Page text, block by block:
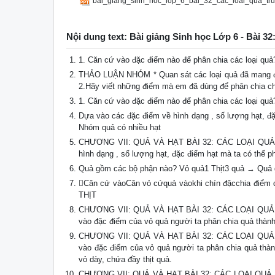
Nội dung text: Bài giảng Sinh học Lớp 6 - Bài
1. Căn cứ vào đặc điểm nào để phân chia các loại
THẢO LUẬN NHÓM * Quan sát các loại quả đã
2.Hãy viết những điểm mà em đã dùng để phân chia
1. Căn cứ vào đặc điểm nào để phân chia các loại
Dựa vào các đặc điểm về hình dạng , số lượng hạt,
Nhóm quả có nhiều hạt
CHƯƠNG VII: QUẢ VÀ HẠT BÀI 32: CÁC LOẠI
hình dạng , số lượng hạt, đặc điểm hạt mà ta có thể
Quả gồm các bộ phận nào? Vỏ quả1 Thịt3 quả → Quả
Căn cứ vàoCăn vỏ cứquả vàokhi chín đặcchia điểm
THỊT
CHƯƠNG VII: QUẢ VÀ HẠT BÀI 32: CÁC LOẠI
vào đặc điểm của vỏ quả người ta phân chia quả
CHƯƠNG VII: QUẢ VÀ HẠT BÀI 32: CÁC LOẠI
vào đặc điểm của vỏ quả người ta phân chia quả
vỏ dày, chứa đầy thịt quả.